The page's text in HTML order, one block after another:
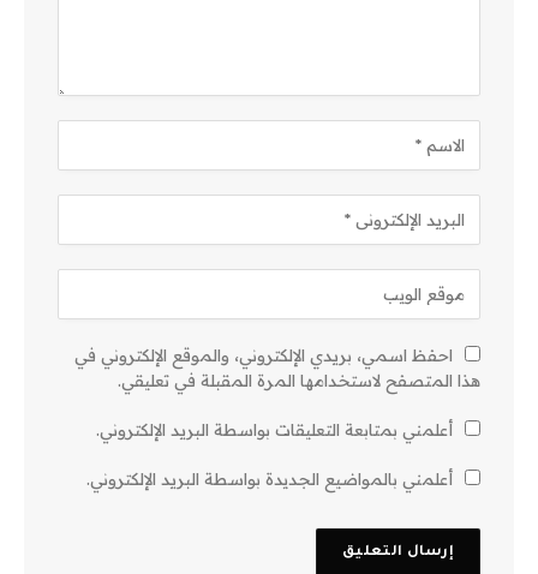
احفظ اسمي، بريدي الإلكتروني، والموقع الإلكتروني في
هذا المتصفح لاستخدامها المرة المقبلة في تعليقي.
أعلمني بمتابعة التعليقات بواسطة البريد الإلكتروني.
أعلمني بالمواضيع الجديدة بواسطة البريد الإلكتروني.